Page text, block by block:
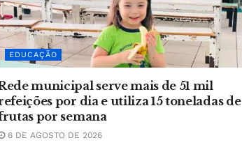
EDUCAÇÃO
municipal serve mais de 51 mil
por dia e utiliza 15 toneladas de
por semana
6 DE AGOSTO DE 2026